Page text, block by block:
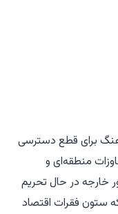
برای قطع دسترسی
منطقه‌ای و
خارجه در حال تحریم
ستون فقرات اقتصاد